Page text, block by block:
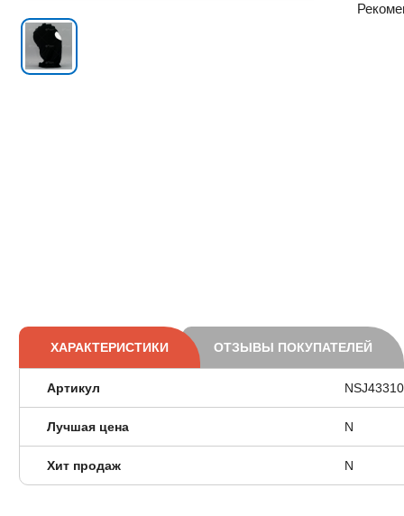
ХАРАКТЕРИСТИКИ ОТЗЫВЫ ПОКУПАТЕЛЕЙ
Артикул
Лучшая цена N
Хит продаж N